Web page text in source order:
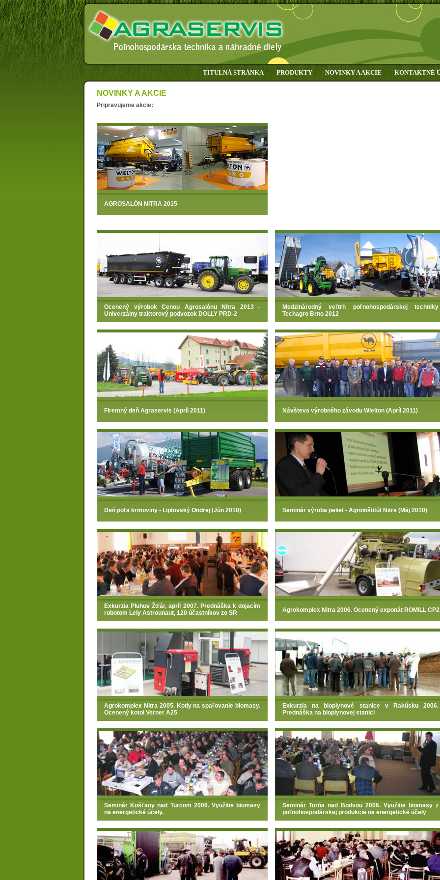
TITULNÁ STRÁNKA PRODUKTY NOVINKY A AKCIE KONTAKTNÉ
NOVINKY A AKCIE
Pripravujeme akcie:
AGROSALÓN NITRA 2015
Ocenený výrobok Cenou Agrosalónu Nitra 2013 -
Univerzálny traktorový podvozok DOLLY PRD-2
Medzinárodný veľtrh poľnohospodárskej techniky
Techagro Brno 2012
Firemný deň Agraservis (Apríl 2011) Návšteva výrobného závodu Wielton (Apríl 2011)
Deň poľa krmoviny - Liptovský Ondrej (Jún 2010) Seminár výroba peliet - Agroinštitút Nitra (Máj 2010)
Exkurzia Pluhuv Žďár, apríl 2007. Prednáška k dojacím
robotom Lely Astrounaut, 120 účastníkov zo SR
Agrokomplex Nitra 2006. Ocenený exponát ROMILL
Agrokomplex Nitra 2005. Kotly na spaľovanie biomasy.
Ocenený kotol Verner A25
Exkurzia na bioplynové stanice v Rakúsku 2006.
Prednáška na bioplynovej stanici
Seminár Košťany nad Turcom 2006. Využitie biomasy
na energetické účely.
Seminár Turňa nad Bodvou 2006. Využitie biomasy z
poľnohospodárskej produkcie na energetické účely